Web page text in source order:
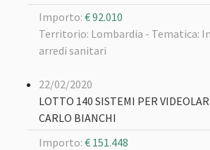
Importo: € 92.010
Territorio: Lombardia - Tematica:
arredi sanitari
22/02/2020
LOTTO 140 SISTEMI PER
CARLO BIANCHI
Importo: € 151.448